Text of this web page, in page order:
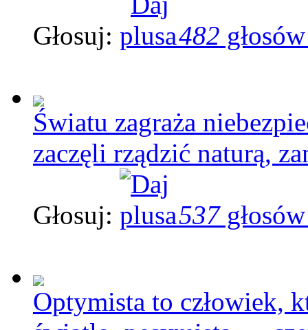
Głosuj: 482
Światu zagraża
zaczęli rządzić naturą,
Głosuj: 537
Optymista to człowiek,